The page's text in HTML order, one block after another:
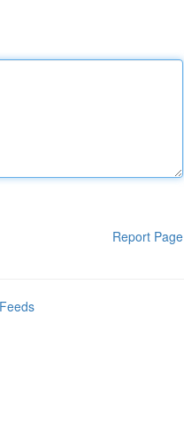
Report Page